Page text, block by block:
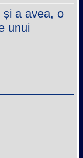
a avea, o
unui